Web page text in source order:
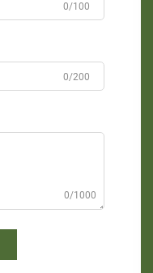
0/100
0/200
0/1000